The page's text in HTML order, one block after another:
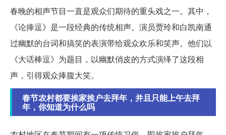
春晚的相声节目一直是观众们期待的重头戏之一。其中，
《论捧逗》是一段经典的传统相声。演员贾玲和白凯南通
过幽默的台词和搞笑的表演带给观众欢乐和笑声。他们以
《大话棒逗》为题目，以幽默俏皮的方式演绎了这段相
声，引得观众捧腹大笑。
春节农村都要挨家挨户去拜年，并且只能上午去拜
年，你知道为什么吗